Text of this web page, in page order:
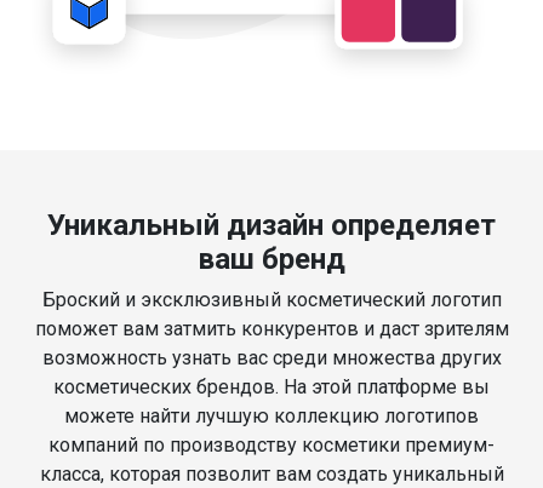
Уникальный дизайн определяет
ваш бренд
Броский и эксклюзивный косметический логотип
поможет вам затмить конкурентов и даст зрителям
возможность узнать вас среди множества других
косметических брендов. На этой платформе вы
можете найти лучшую коллекцию логотипов
компаний по производству косметики премиум-
класса, которая позволит вам создать уникальный